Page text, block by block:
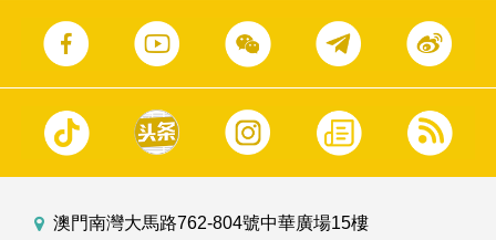
澳門南灣大馬路762-804號中華廣場15樓